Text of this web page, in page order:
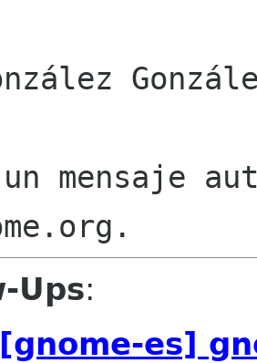
mensaje
Ups:
es]